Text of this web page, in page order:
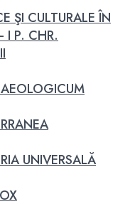
ŞI CULTURALE ÎN
I P. CHR.
UNIVERSALĂ